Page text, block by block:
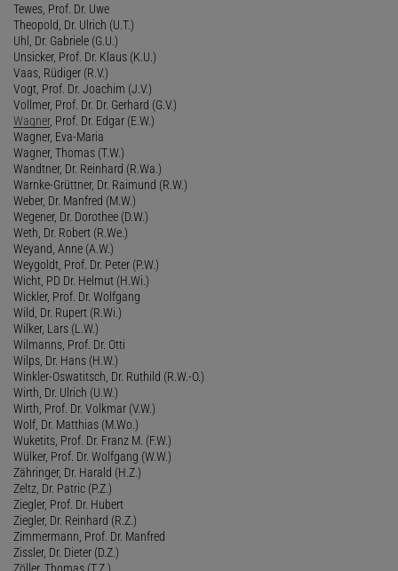
Tewes, Prof. Dr. Uwe
Theopold, Dr. Ulrich (U.T.)
Uhl, Dr. Gabriele (G.U.)
Unsicker, Prof. Dr. Klaus (K.U.)
Vaas, Rüdiger (R.V.)
Vogt, Prof. Dr. Joachim (J.V.)
Vollmer, Prof. Dr. Dr. Gerhard (G.V.)
Wagner, Prof. Dr. Edgar (E.W.)
Wagner, Eva-Maria
Wagner, Thomas (T.W.)
Wandtner, Dr. Reinhard (R.Wa.)
Warnke-Grüttner, Dr. Raimund (R.W.)
Weber, Dr. Manfred (M.W.)
Wegener, Dr. Dorothee (D.W.)
Weth, Dr. Robert (R.We.)
Weyand, Anne (A.W.)
Weygoldt, Prof. Dr. Peter (P.W.)
Wicht, PD Dr. Helmut (H.Wi.)
Wickler, Prof. Dr. Wolfgang
Wild, Dr. Rupert (R.Wi.)
Wilker, Lars (L.W.)
Wilmanns, Prof. Dr. Otti
Wilps, Dr. Hans (H.W.)
Winkler-Oswatitsch, Dr. Ruthild (R.W.-O.)
Wirth, Dr. Ulrich (U.W.)
Wirth, Prof. Dr. Volkmar (V.W.)
Wolf, Dr. Matthias (M.Wo.)
Wuketits, Prof. Dr. Franz M. (F.W.)
Wülker, Prof. Dr. Wolfgang (W.W.)
Zähringer, Dr. Harald (H.Z.)
Zeltz, Dr. Patric (P.Z.)
Ziegler, Prof. Dr. Hubert
Ziegler, Dr. Reinhard (R.Z.)
Zimmermann, Prof. Dr. Manfred
Zissler, Dr. Dieter (D.Z.)
Zöller, Thomas (T.Z.)